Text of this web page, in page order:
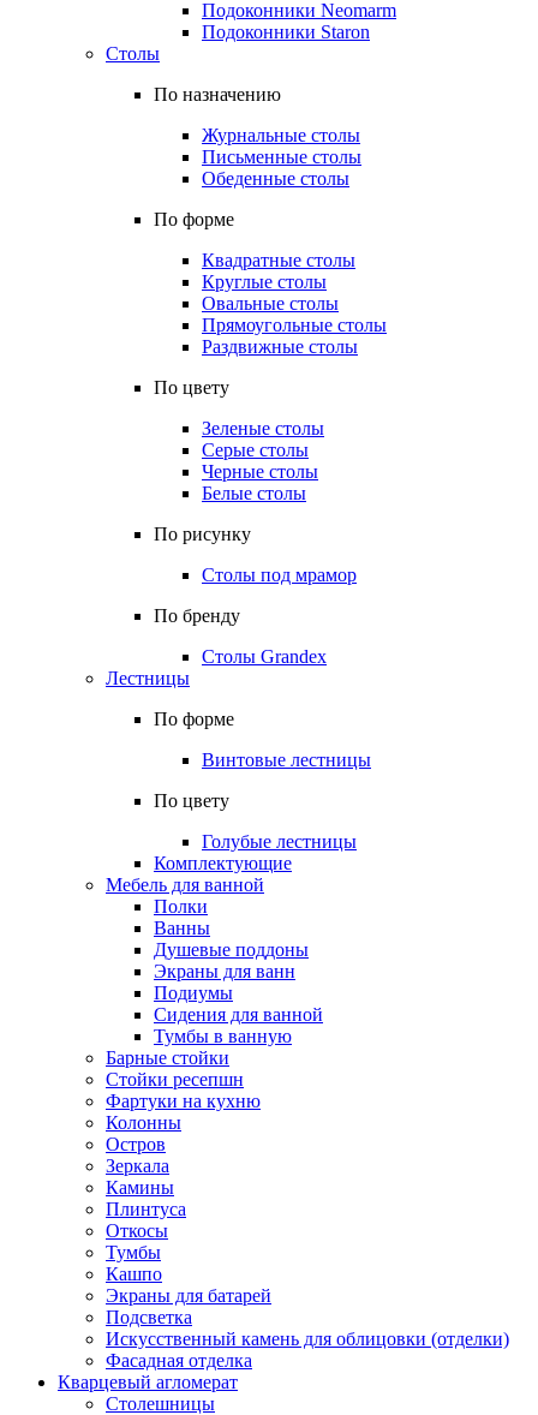
Подоконники Neomarm
Подоконники Staron
Столы
По назначению
Журнальные столы
Письменные столы
Обеденные столы
По форме
Квадратные столы
Круглые столы
Овальные столы
Прямоугольные столы
Раздвижные столы
По цвету
Зеленые столы
Серые столы
Черные столы
Белые столы
По рисунку
Столы под мрамор
По бренду
Столы Grandex
Лестницы
По форме
Винтовые лестницы
По цвету
Голубые лестницы
Комплектующие
Мебель для ванной
Полки
Ванны
Душевые поддоны
Экраны для ванн
Подиумы
Сидения для ванной
Тумбы в ванную
Барные стойки
Стойки ресепшн
Фартуки на кухню
Колонны
Остров
Зеркала
Камины
Плинтуса
Откосы
Тумбы
Кашпо
Экраны для батарей
Подсветка
Искусственный камень для облицовки (отделки)
Фасадная отделка
Кварцевый агломерат
Столешницы